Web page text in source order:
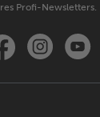
Profi-Newsletters.